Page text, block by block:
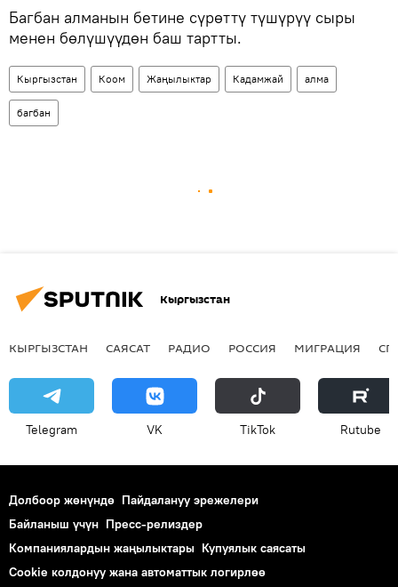
Багбан алманын бетине сүрөттү түшүрүү сыры
менен бөлүшүүдөн баш тартты.
Кыргызстан Коом Жаңылыктар Кадамжай алма
багбан
Кыргызстан
КЫРГЫЗСТАН САЯСАТ РАДИО РОССИЯ МИГРАЦИЯ
Telegram VK ТikТоk Rutube
Долбоор жөнүндө Пайдалануу эрежелери
Байланыш үчүн Пресс-релиздер
Компаниялардын жаңылыктары Купуялык саясаты
Cookie колдонуу жана автоматтык логирлөө